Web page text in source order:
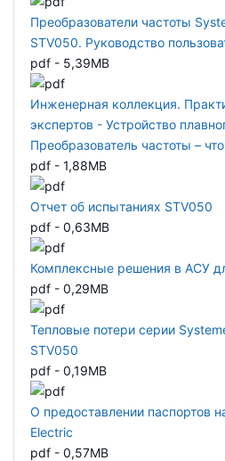
Преобразователи частоты
STV050. Руководство
pdf - 5,39MB
Инженерная коллекция.
экспертов - Устройство
Преобразователь частоты –
pdf - 1,88MB
Отчет об испытаниях STV050
pdf - 0,63MB
Комплексные решения в АСУ
pdf - 0,29MB
Тепловые потери серии
STV050
pdf - 0,19MB
О предоставлении паспортов
Electric
pdf - 0,57MB